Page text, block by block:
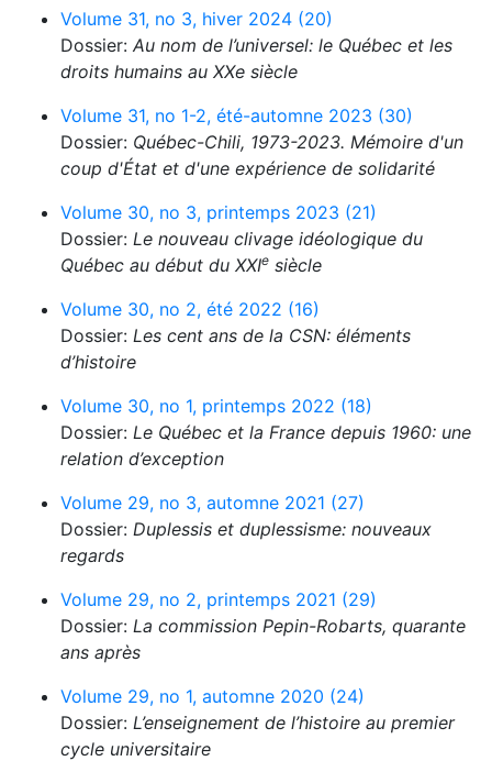
Volume 31, no 3, hiver 2024 (20)
Dossier: Au nom de l’universel: le Québec et les
droits humains au XXe siècle
Volume 31, no 1-2, été-automne 2023 (30)
Dossier: Québec-Chili, 1973-2023. Mémoire d'un
coup d'État et d'une expérience de solidarité
Volume 30, no 3, printemps 2023 (21)
Dossier: Le nouveau clivage idéologique du
Québec au début du XXIe siècle
Volume 30, no 2, été 2022 (16)
Dossier: Les cent ans de la CSN: éléments
d’histoire
Volume 30, no 1, printemps 2022 (18)
Dossier: Le Québec et la France depuis 1960: une
relation d’exception
Volume 29, no 3, automne 2021 (27)
Dossier: Duplessis et duplessisme: nouveaux
regards
Volume 29, no 2, printemps 2021 (29)
Dossier: La commission Pepin-Robarts, quarante
ans après
Volume 29, no 1, automne 2020 (24)
Dossier: L’enseignement de l’histoire au premier
cycle universitaire